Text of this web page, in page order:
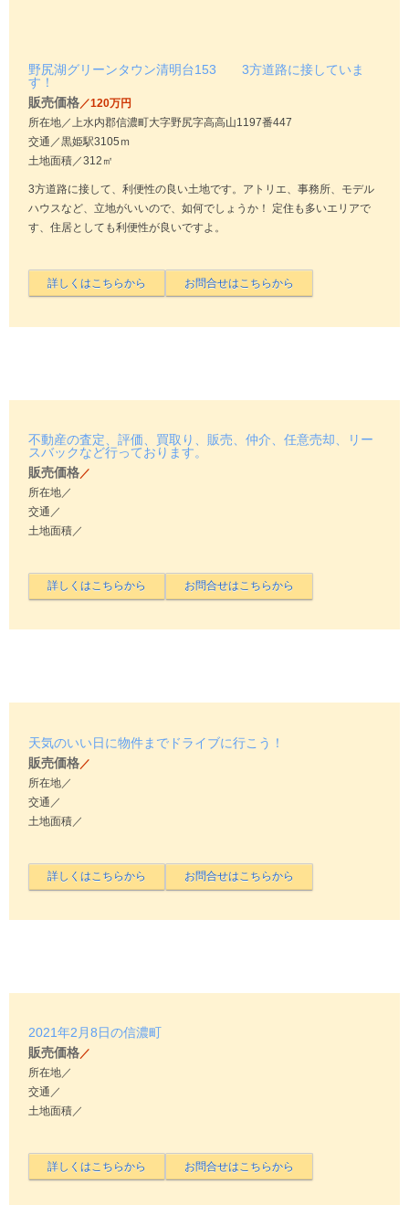
野尻湖グリーンタウン清明台153 3方道路に接していま
す！
販売価格／120万円
所在地／上水内郡信濃町大字野尻字高高山1197番447
交通／黒姫駅3105ｍ
土地面積／312㎡
3方道路に接して、利便性の良い土地です。アトリエ、事務所、モデル
ハウスなど、立地がいいので、如何でしょうか！ 定住も多いエリアで
す、住居としても利便性が良いですよ。
不動産の査定、評価、買取り、販売、仲介、任意売却、リー
スバックなど行っております。
販売価格／
所在地／
交通／
土地面積／
天気のいい日に物件までドライブに行こう！
販売価格 ／
所在地／
交通／
土地面積／
2021年2月8日の信濃町
販売価格／
所在地／
交通／
土地面積／